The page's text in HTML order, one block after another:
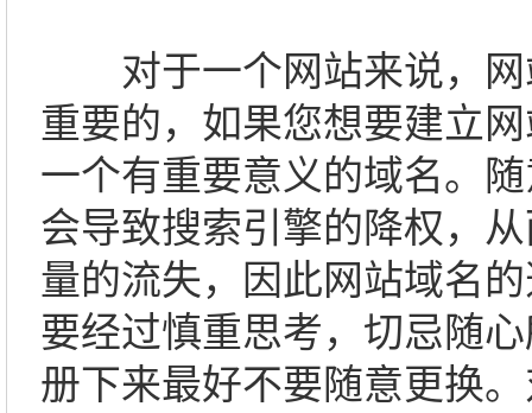
对于一个网站来说，网
重要的，如果您想要建立
一个有重要意义的域名。
会导致搜索引擎的降权，
量的流失，因此网站域名
要经过慎重思考，切忌随
册下来最好不要随意更换